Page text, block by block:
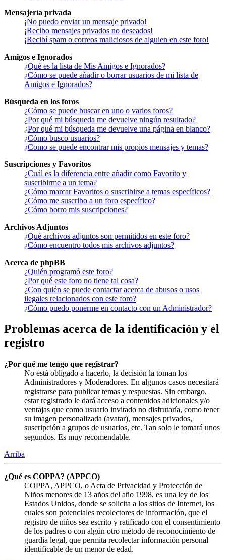
Mensajería privada
¡No puedo enviar un mensaje privado!
¡Recibo mensajes privados no deseados!
¡Recibí spam o correos maliciosos de alguien en este foro!
Amigos e Ignorados
¿Qué es la lista de Mis Amigos e Ignorados?
¿Cómo se puede añadir o borrar usuarios de mi lista de
Amigos e Ignorados?
Búsqueda en los foros
¿Cómo se puede buscar en uno o varios foros?
¿Por qué mi búsqueda me devuelve ningún resultado?
¿Por qué mi búsqueda me devuelve una página en blanco?
¿Cómo busco usuarios?
¿Como se puede encontrar mis propios mensajes y temas?
Suscripciones y Favoritos
¿Cuál es la diferencia entre añadir como Favorito y
suscribirme a un tema?
¿Cómo marcar Favoritos o suscribirse a temas específicos?
¿Cómo me suscribo a un foro específico?
¿Cómo borro mis suscripciones?
Archivos Adjuntos
¿Qué archivos adjuntos son permitidos en este foro?
¿Cómo encuentro todos mis archivos adjuntos?
Acerca de phpBB
¿Quién programó este foro?
¿Por qué este foro no tiene tal cosa?
¿Con quién se puede contactar acerca de abusos o usos
ilegales relacionados con este foro?
¿Cómo puedo ponerme en contacto con un Administrador?
Problemas acerca de la identificación y el
registro
¿Por qué me tengo que registrar?
No está obligado a hacerlo, la decisión la toman los
Administradores y Moderadores. En algunos casos necesitará
registrarse para publicar temas y respuestas. Sin embargo,
estar registrado le dará acceso a contenidos adicionales y/o
ventajas que como usuario invitado no disfrutaría, como tener
su imagen personalizada (avatar), mensajes privados,
suscripción a grupos de usuarios, etc. Tan solo le tomará unos
segundos. Es muy recomendable.
Arriba
¿Qué es COPPA? (APPCO)
COPPA, APPCO, o Acta de Privacidad y Protección de
Niños menores de 13 años del año 1998, es una ley de los
Estados Unidos, donde se solicita a los sitios de Internet, los
cuales son potenciales recolectores de información, que el
registro de niños sea escrito y ratificado con el consentimiento
de los padres o con algún otro método de reconocimiento de
guardia legal, que permita recolectar información personal
identificable de un menor de edad.